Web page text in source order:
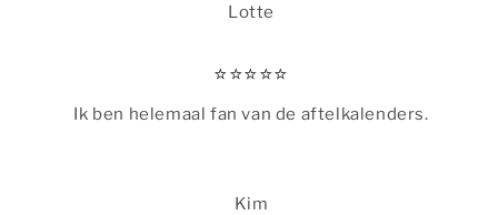
Lotte
⭐️⭐️⭐️⭐️⭐️
Ik ben helemaal fan van de aftelkalenders.
Kim